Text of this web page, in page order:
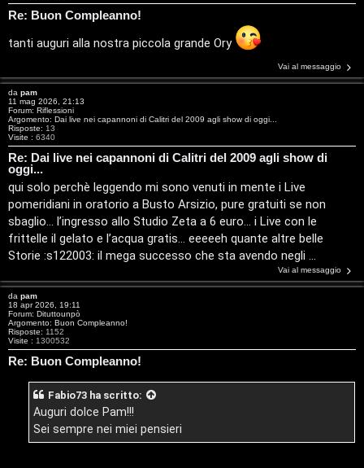
A
r
g
o
m
e
n
t
i
s
Re: Buon Compleanno!
tanti auguri alla nostra piccola grande Ory
Vai al messaggio
da pam
11 mag 2026, 21:13
Forum: Riflessioni
Argomento: Dai live nei capannoni di Calitri del 2009 agli show di oggi...
Risposte: 13
Visite : 6340
Re: Dai live nei capannoni di Calitri del 2009 agli show di
oggi...
qui solo perchè leggendo mi sono venuti in mente i Live
pomeridiani in oratorio a Busto Arsizio, pure gratuiti se non
sbaglio… l’ingresso allo Studio Zeta a 6 euro… i Live con le
frittelle il gelato e l’acqua gratis… eeeeeh quante altre belle
Storie :s122003: il mega successo che sta avendo negli ...
Vai al messaggio
da pam
18 apr 2026, 19:11
Forum: Dituttounpò
Argomento: Buon Compleanno!
Risposte: 1152
Visite : 1300532
Re: Buon Compleanno!
Fabio73 ha scritto:
Auguri dolce Pam!!!
Sei sempre nei miei pensieri
T
o
p
i
c
A
t
t
i
v
i